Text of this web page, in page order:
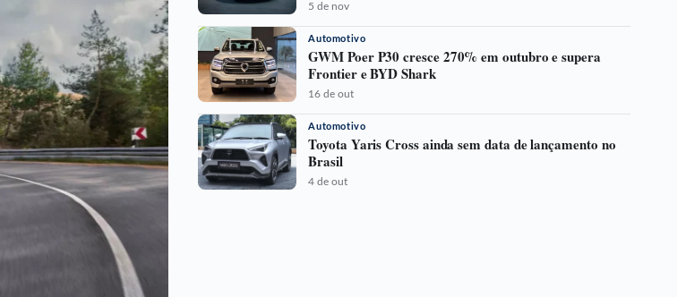
5 de nov
Automotivo
GWM Poer P30 cresce 270% em outubro e supera
Frontier e BYD Shark
16 de out
Automotivo
Toyota Yaris Cross ainda sem data de lançamento no
Brasil
4 de out